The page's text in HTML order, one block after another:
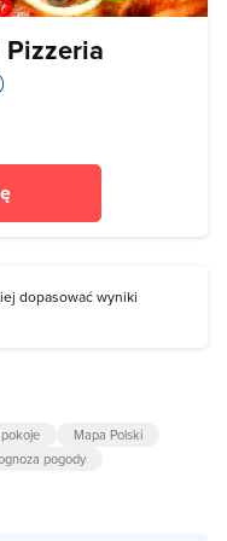
dopasować wyniki
Mapa Polski
pogody